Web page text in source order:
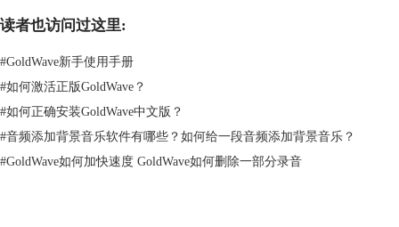
3. 音频合成软件
如果只是想简单剪辑与合成音频，可选择一些简单的音频合成软件，比如
读者也访问过这里:
#GoldWave新手使用手册
#如何激活正版GoldWave？
#如何正确安装GoldWave中文版？
#音频添加背景音乐软件有哪些？如何给一段音频添加背景音乐？
#GoldWave如何加快速度 GoldWave如何删除一部分录音